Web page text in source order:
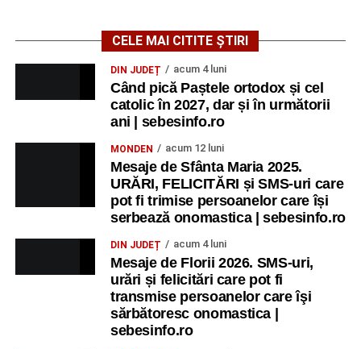
CELE MAI CITITE ȘTIRI
DIN JUDEȚ acum 4 luni
Când pică Paștele ortodox și cel
catolic în 2027, dar și în următorii
ani | sebesinfo.ro
MONDEN acum 12 luni
Mesaje de Sfânta Maria 2025.
URĂRI, FELICITĂRI și SMS-uri care
pot fi trimise persoanelor care își
serbează onomastica | sebesinfo.ro
DIN JUDEȚ acum 4 luni
Mesaje de Florii 2026. SMS-uri,
urări și felicitări care pot fi
transmise persoanelor care îşi
sărbătoresc onomastica |
sebesinfo.ro